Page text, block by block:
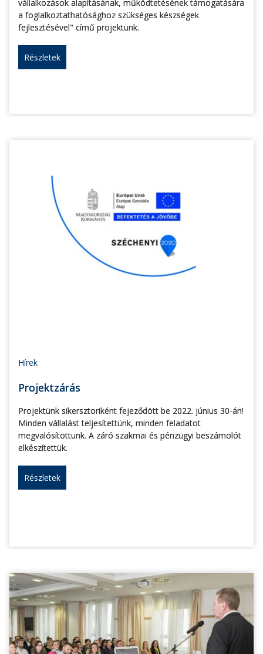
vállalkozások alapításának, működtetésének támogatására
a foglalkoztathatósághoz szükséges készségek
fejlesztésével" című projektünk.
Részletek
Hírek
Projektzárás
Projektünk sikersztoriként fejeződött be 2022. június 30-án!
Minden vállalást teljesítettünk, minden feladatot
megvalósítottunk. A záró szakmai és pénzügyi beszámolót
elkészítettük.
Részletek